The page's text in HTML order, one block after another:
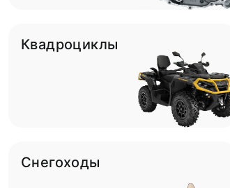
Квадроциклы
Снегоходы